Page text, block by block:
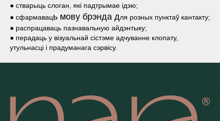
● стварыць слоган, які падтрымае ідэю;
● сфармаваць мову брэнда для розных пунктаў кантакту;
● распрацаваць пазнавальную айдэнтыку;
● перадаць у візуальнай сістэме адчуванне клопату,
утульнасці і прадуманага сэрвісу.